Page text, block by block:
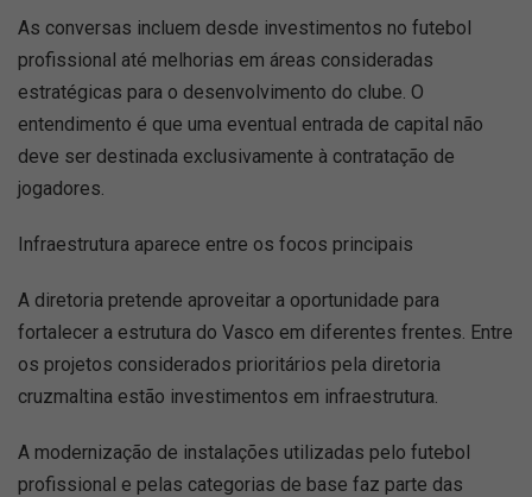
As conversas incluem desde investimentos no futebol
profissional até melhorias em áreas consideradas
estratégicas para o desenvolvimento do clube. O
entendimento é que uma eventual entrada de capital não
deve ser destinada exclusivamente à contratação de
jogadores.
Infraestrutura aparece entre os focos principais
A diretoria pretende aproveitar a oportunidade para
fortalecer a estrutura do Vasco em diferentes frentes. Entre
os projetos considerados prioritários pela diretoria
cruzmaltina estão investimentos em infraestrutura.
A modernização de instalações utilizadas pelo futebol
profissional e pelas categorias de base faz parte das